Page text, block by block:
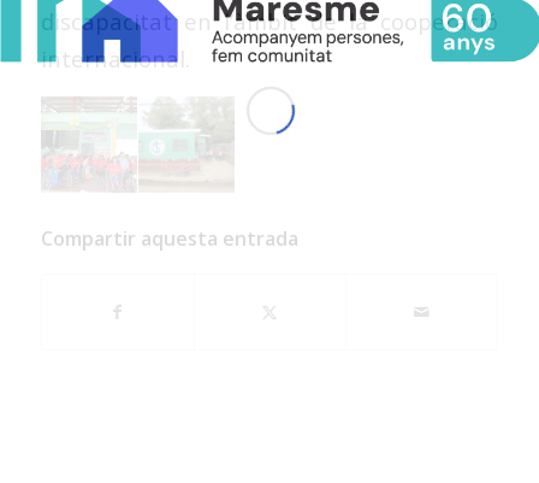
discapacitat en l’àmbit de la cooperació
internacional.
Compartir aquesta entrada